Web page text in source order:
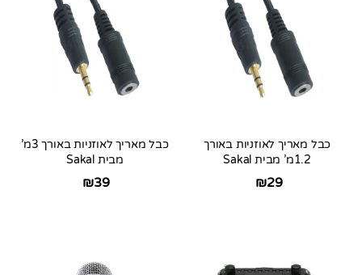
כבל מאריך לאוזניות באורך
1.2מ’ מבית Sakal
₪29
כבל מאריך לאוזניות באורך 3מ’
מבית Sakal
₪39